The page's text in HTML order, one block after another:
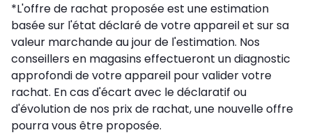
*L'offre de rachat proposée est une estimation
basée sur l'état déclaré de votre appareil et sur sa
valeur marchande au jour de l'estimation. Nos
conseillers en magasins effectueront un diagnostic
approfondi de votre appareil pour valider votre
rachat. En cas d'écart avec le déclaratif ou
d'évolution de nos prix de rachat, une nouvelle offre
pourra vous être proposée.